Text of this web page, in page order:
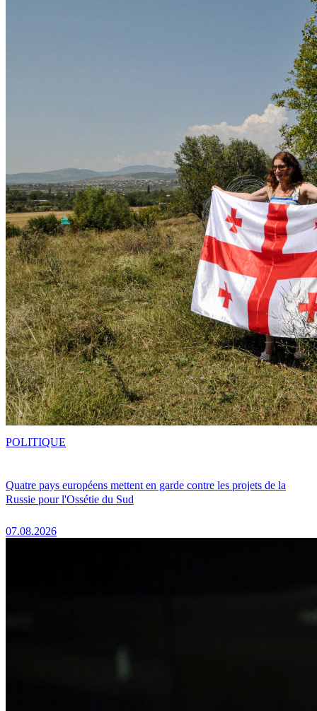
Quatre pays européens mettent en garde contre les projets de la
Russie pour l'Ossétie du Sud
07.08.2026
POLITIQUE